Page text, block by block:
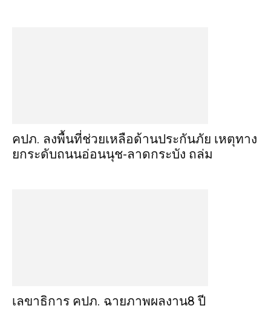
คปภ. ลงพื้นที่ช่วยเหลือด้านประกันภัย เหตุทาง
ยกระดับถนนอ่อนนุช-ลาดกระบัง ถล่ม
เลขาธิการ คปภ. ฉายภาพผลงาน8 ปี